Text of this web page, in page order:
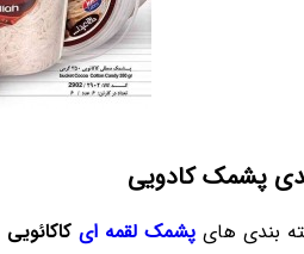
پشمک کادویی
بندی های پشمک لقمه ای کاکائویی